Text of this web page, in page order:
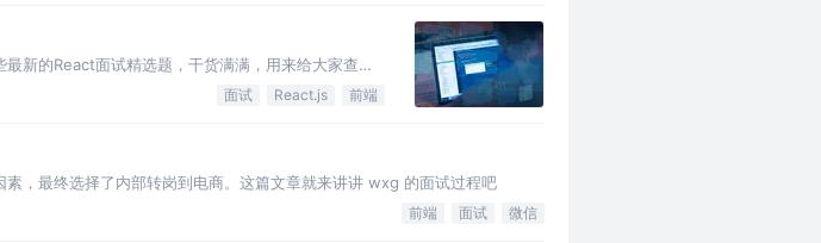
新的React面试精选题，干货满满，用来给大家查缺
面试 React.js 前端
，最终选择了内部转岗到电商。这篇文章就来讲讲 wxg 的面试过程吧
前端 面试 微信